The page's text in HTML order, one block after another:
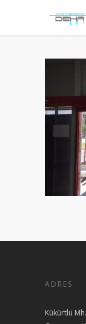
ADRES
Kükürtlü